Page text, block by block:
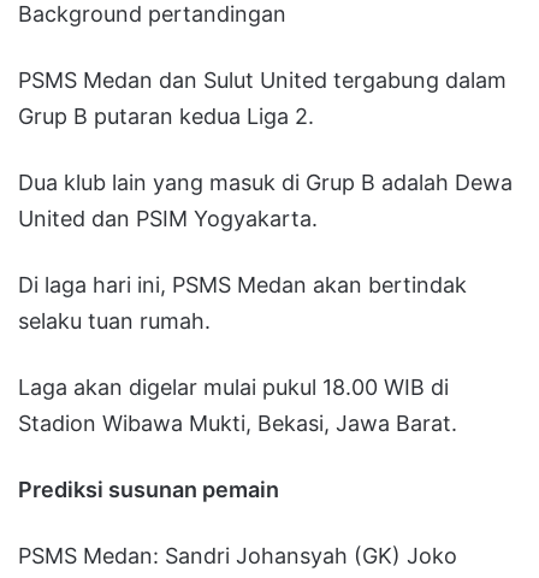
Background pertandingan
PSMS Medan dan Sulut United tergabung dalam
Grup B putaran kedua Liga 2.
Dua klub lain yang masuk di Grup B adalah Dewa
United dan PSIM Yogyakarta.
Di laga hari ini, PSMS Medan akan bertindak
selaku tuan rumah.
Laga akan digelar mulai pukul 18.00 WIB di
Stadion Wibawa Mukti, Bekasi, Jawa Barat.
Prediksi susunan pemain
PSMS Medan: Sandri Johansyah (GK) Joko